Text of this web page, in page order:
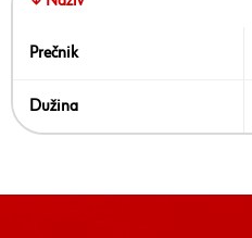
Prečnik
Dužina